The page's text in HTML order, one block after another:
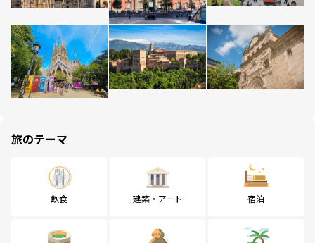
旅のテーマ
飲食 建築・アート 宿泊